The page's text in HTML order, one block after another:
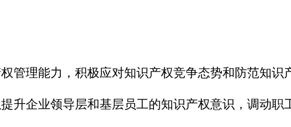
管理能力，积极应对知识产权竞争态势和防范知识
升企业领导层和基层员工的知识产权意识，调动职